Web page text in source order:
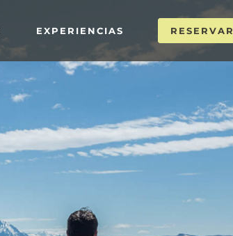
EXPERIENCIAS RESERVAR